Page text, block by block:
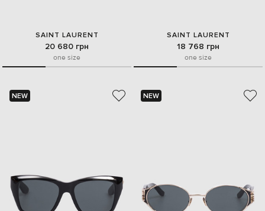
SAINT LAURENT
20 680 грн
one size
SAINT LAURENT
18 768 грн
one size
NEW NEW